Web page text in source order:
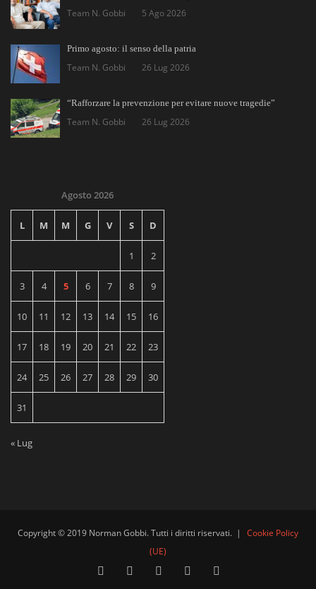
Team N. Gobbi 5 Ago 2026
Primo agosto: il senso della patria
Team N. Gobbi 26 Lug 2026
“Rafforzare la prevenzione per evitare nuove tragedie”
Team N. Gobbi 26 Lug 2026
Agosto 2026
L M M G V S D
1 2
3 4 5 6 7 8 9
10 11 12 13 14 15 16
17 18 19 20 21 22 23
24 25 26 27 28 29 30
31
« Lug
Copyright © 2019 Norman Gobbi. Tutti i diritti riservati. |
Cookie Policy
(UE)